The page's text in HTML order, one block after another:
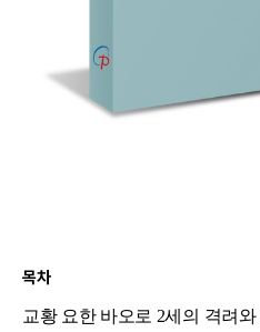
목차
교황 요한 바오로 2세의 격려